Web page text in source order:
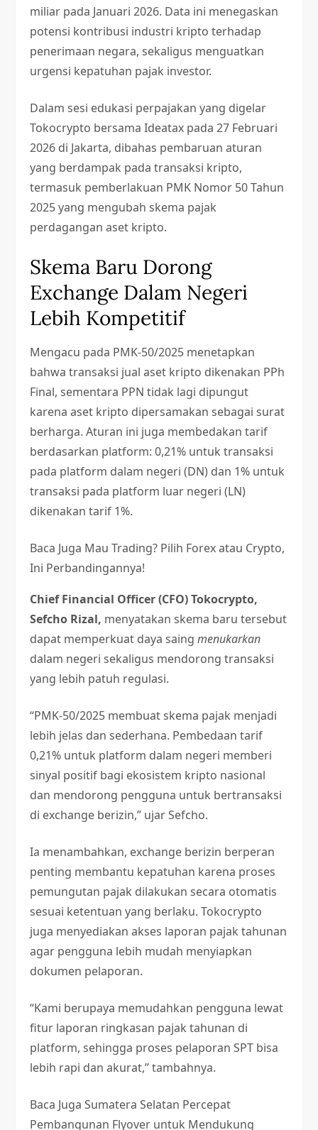
miliar pada Januari 2026. Data ini menegaskan
potensi kontribusi industri kripto terhadap
penerimaan negara, sekaligus menguatkan
urgensi kepatuhan pajak investor.
Dalam sesi edukasi perpajakan yang digelar
Tokocrypto bersama Ideatax pada 27 Februari
2026 di Jakarta, dibahas pembaruan aturan
yang berdampak pada transaksi kripto,
termasuk pemberlakuan PMK Nomor 50 Tahun
2025 yang mengubah skema pajak
perdagangan aset kripto.
Skema Baru Dorong
Exchange Dalam Negeri
Lebih Kompetitif
Mengacu pada PMK-50/2025 menetapkan
bahwa transaksi jual aset kripto dikenakan PPh
Final, sementara PPN tidak lagi dipungut
karena aset kripto dipersamakan sebagai surat
berharga. Aturan ini juga membedakan tarif
berdasarkan platform: 0,21% untuk transaksi
pada platform dalam negeri (DN) dan 1% untuk
transaksi pada platform luar negeri (LN)
dikenakan tarif 1%.
Baca Juga Mau Trading? Pilih Forex atau Crypto,
Ini Perbandingannya!
Chief Financial Officer (CFO) Tokocrypto,
Sefcho Rizal, menyatakan skema baru tersebut
dapat memperkuat daya saingmenukarkan
dalam negeri sekaligus mendorong transaksi
yang lebih patuh regulasi.
“PMK-50/2025 membuat skema pajak menjadi
lebih jelas dan sederhana. Pembedaan tarif
0,21% untuk platform dalam negeri memberi
sinyal positif bagi ekosistem kripto nasional
dan mendorong pengguna untuk bertransaksi
di exchange berizin,” ujar Sefcho.
Ia menambahkan, exchange berizin berperan
penting membantu kepatuhan karena proses
pemungutan pajak dilakukan secara otomatis
sesuai ketentuan yang berlaku. Tokocrypto
juga menyediakan akses laporan pajak tahunan
agar pengguna lebih mudah menyiapkan
dokumen pelaporan.
“Kami berupaya memudahkan pengguna lewat
fitur laporan ringkasan pajak tahunan di
platform, sehingga proses pelaporan SPT bisa
lebih rapi dan akurat,” tambahnya.
Baca Juga Sumatera Selatan Percepat
Pembangunan Flyover untuk Mendukung